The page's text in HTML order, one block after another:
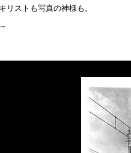
リストも写真の神様も。